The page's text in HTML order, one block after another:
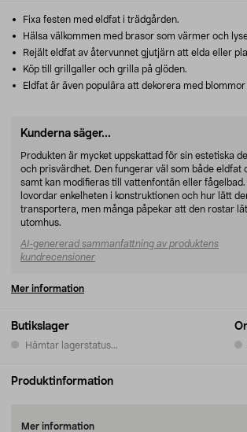
Butikslager
Hämtar lagerstatus...
Fixa festen med eldfat i trädgården.
Hälsa välkommen med brasor som värmer och
Rejält eldfat av återvunnet gjutjärn att elda eller
Köp till grillgaller och grilla på glöden.
Eldfat är även populära att dekorera med blommor
Kunderna säger...
Produkten är mycket uppskattad för sin estetiska
och prisvärdhet. Den fungerar väl som både eldfat
samt kan modifieras till vattenfontän eller
lovordar enkelheten i konstruktionen och hur lätt
transportera, men många påpekar att den rostar
utomhus.
AI-genererad sammanfattning av produktens
kundrecensioner
Mer information
Produktinformation
Mer information